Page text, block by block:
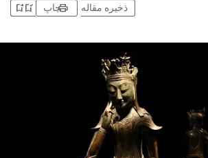
bookmark_addbookmark_added ذخیره مقاله printچاپ